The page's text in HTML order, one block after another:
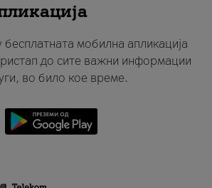
бесплатната мобилна апликација
до сите важни информации
во било кое време.